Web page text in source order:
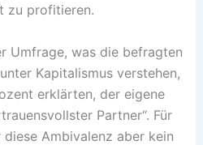
zu profitieren.
Umfrage, was die befragten
Kapitalismus verstehen,
erklärten, der eigene
Partner“. Für
Ambivalenz aber kein